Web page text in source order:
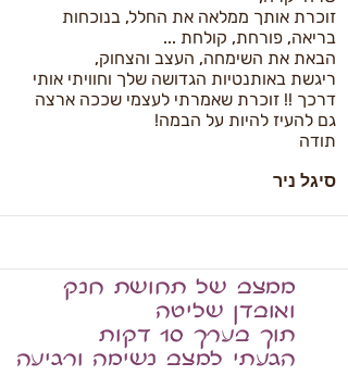
זוכרת אותך ממלאה את החלל, בנוכחות
בריאה, פורחת, קולחת ...
הבאת את השימחה, העצב והצחוק,
ריגשת באותנטיות הגדושה שלך וחוויתי אותי
דרכך !! זוכרת שאמרתי לעצמי שככה ארצה
גם להעיז להיות על הבמה!
תודה
סיגל ניר
ממצב של תחושת חנק
ואובדן שליטה
תוך בערך 10 דקות
הגעתי למצב נשימה ורגיעה